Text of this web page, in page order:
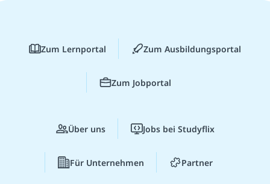
Zum Lernportal Zum Ausbildungsportal
Zum Jobportal
Über uns Jobs bei Studyflix
Für Unternehmen Partner